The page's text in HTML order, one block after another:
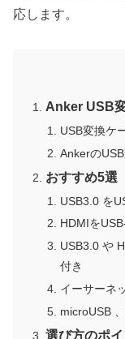
応します。
Anker USB
USB変換ケ
Ankerの
おすすめ5選
USB3.0 を
HDMIを
USB3.0 や
付き
イーサーネ
microUSB
選び方のポイ